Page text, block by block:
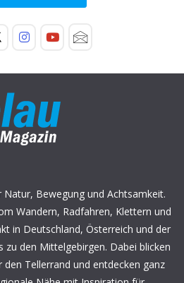
Bewegung und Achtsamkeit.
Wandern, Radfahren, Klettern und
in Deutschland, Österreich und der
zu den Mittelgebirgen. Dabei blicken
Tellerrand und entdecken ganz